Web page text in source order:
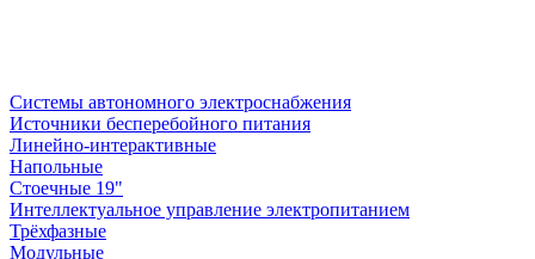
Системы автономного электроснабжения
Источники бесперебойного питания
Линейно-интерактивные
Напольные
Стоечные 19"
Интеллектуальное управление электропитанием
Трёхфазные
Модульные